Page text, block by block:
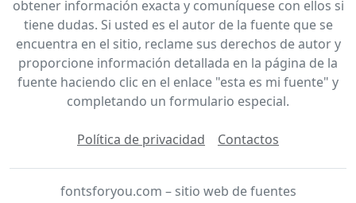
obtener información exacta y comuníquese con ellos si
tiene dudas. Si usted es el autor de la fuente que se
encuentra en el sitio, reclame sus derechos de autor y
proporcione información detallada en la página de la
fuente haciendo clic en el enlace "esta es mi fuente" y
completando un formulario especial.
Política de privacidad Contactos
fontsforyou.com – sitio web de fuentes